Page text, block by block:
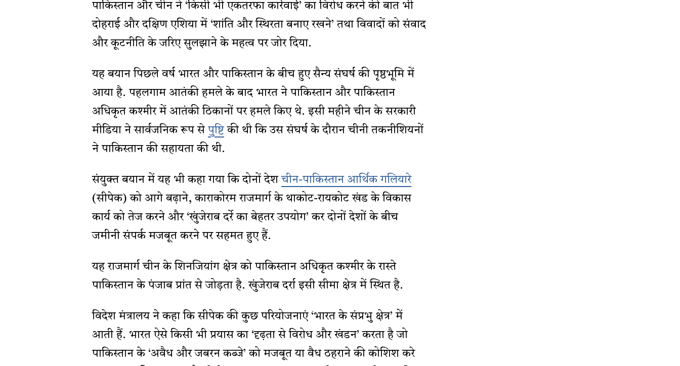
पाकिस्तान और चीन ने ‘किसी भी एकतरफा कार्रवाई’ का विरोध करने की बात भी
दोहराई और दक्षिण एशिया में ‘शांति और स्थिरता बनाए रखने’ तथा विवादों को संवाद
और कूटनीति के जरिए सुलझाने के महत्व पर जोर दिया.
यह बयान पिछले वर्ष भारत और पाकिस्तान के बीच हुए सैन्य संघर्ष की पृष्ठभूमि में
आया है. पहलगाम आतंकी हमले के बाद भारत ने पाकिस्तान और पाकिस्तान
अधिकृत कश्मीर में आतंकी ठिकानों पर हमले किए थे. इसी महीने चीन के सरकारी
मीडिया ने सार्वजनिक रूप से पुष्टिकी थी कि उस संघर्ष के दौरान चीनी तकनीशियनों
ने पाकिस्तान की सहायता की थी.
संयुक्त बयान में यह भी कहा गया कि दोनों देशचीन-पाकिस्तान आर्थिक गलियारे
(सीपेक) को आगे बढ़ाने, काराकोरम राजमार्ग के थाकोट-रायकोट खंड के विकास
कार्य को तेज करने और ‘खुंजेराब दर्रे का बेहतर उपयोग’ कर दोनों देशों के बीच
जमीनी संपर्क मजबूत करने पर सहमत हुए हैं.
यह राजमार्ग चीन के शिनजियांग क्षेत्र को पाकिस्तान अधिकृत कश्मीर के रास्ते
पाकिस्तान के पंजाब प्रांत से जोड़ता है. खुंजेराब दर्रा इसी सीमा क्षेत्र में स्थित है.
विदेश मंत्रालय ने कहा कि सीपेक की कुछ परियोजनाएं ‘भारत के संप्रभु क्षेत्र’ में
आती हैं. भारत ऐसे किसी भी प्रयास का ‘दृढ़ता से विरोध और खंडन’ करता है जो
पाकिस्तान के ‘अवैध और जबरन कब्जे’ को मजबूत या वैध ठहराने की कोशिश करे